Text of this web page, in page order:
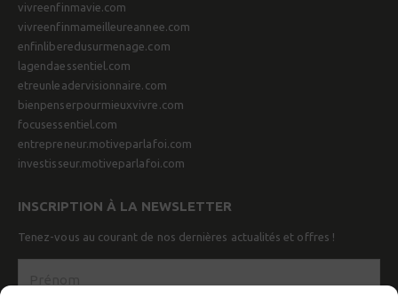
vivreenfinmavie.com
vivreenfinmameilleureannee.com
enfinliberedusurmenage.com
lagendaessentiel.com
etreunleadervisionnaire.com
bienpenserpourmieuxvivre.com
focusessentiel.com
entrepreneur.motiveparlafoi.com
investisseur.motiveparlafoi.com
INSCRIPTION À LA NEWSLETTER
Tenez-vous au courant de nos dernières actualités et offres !